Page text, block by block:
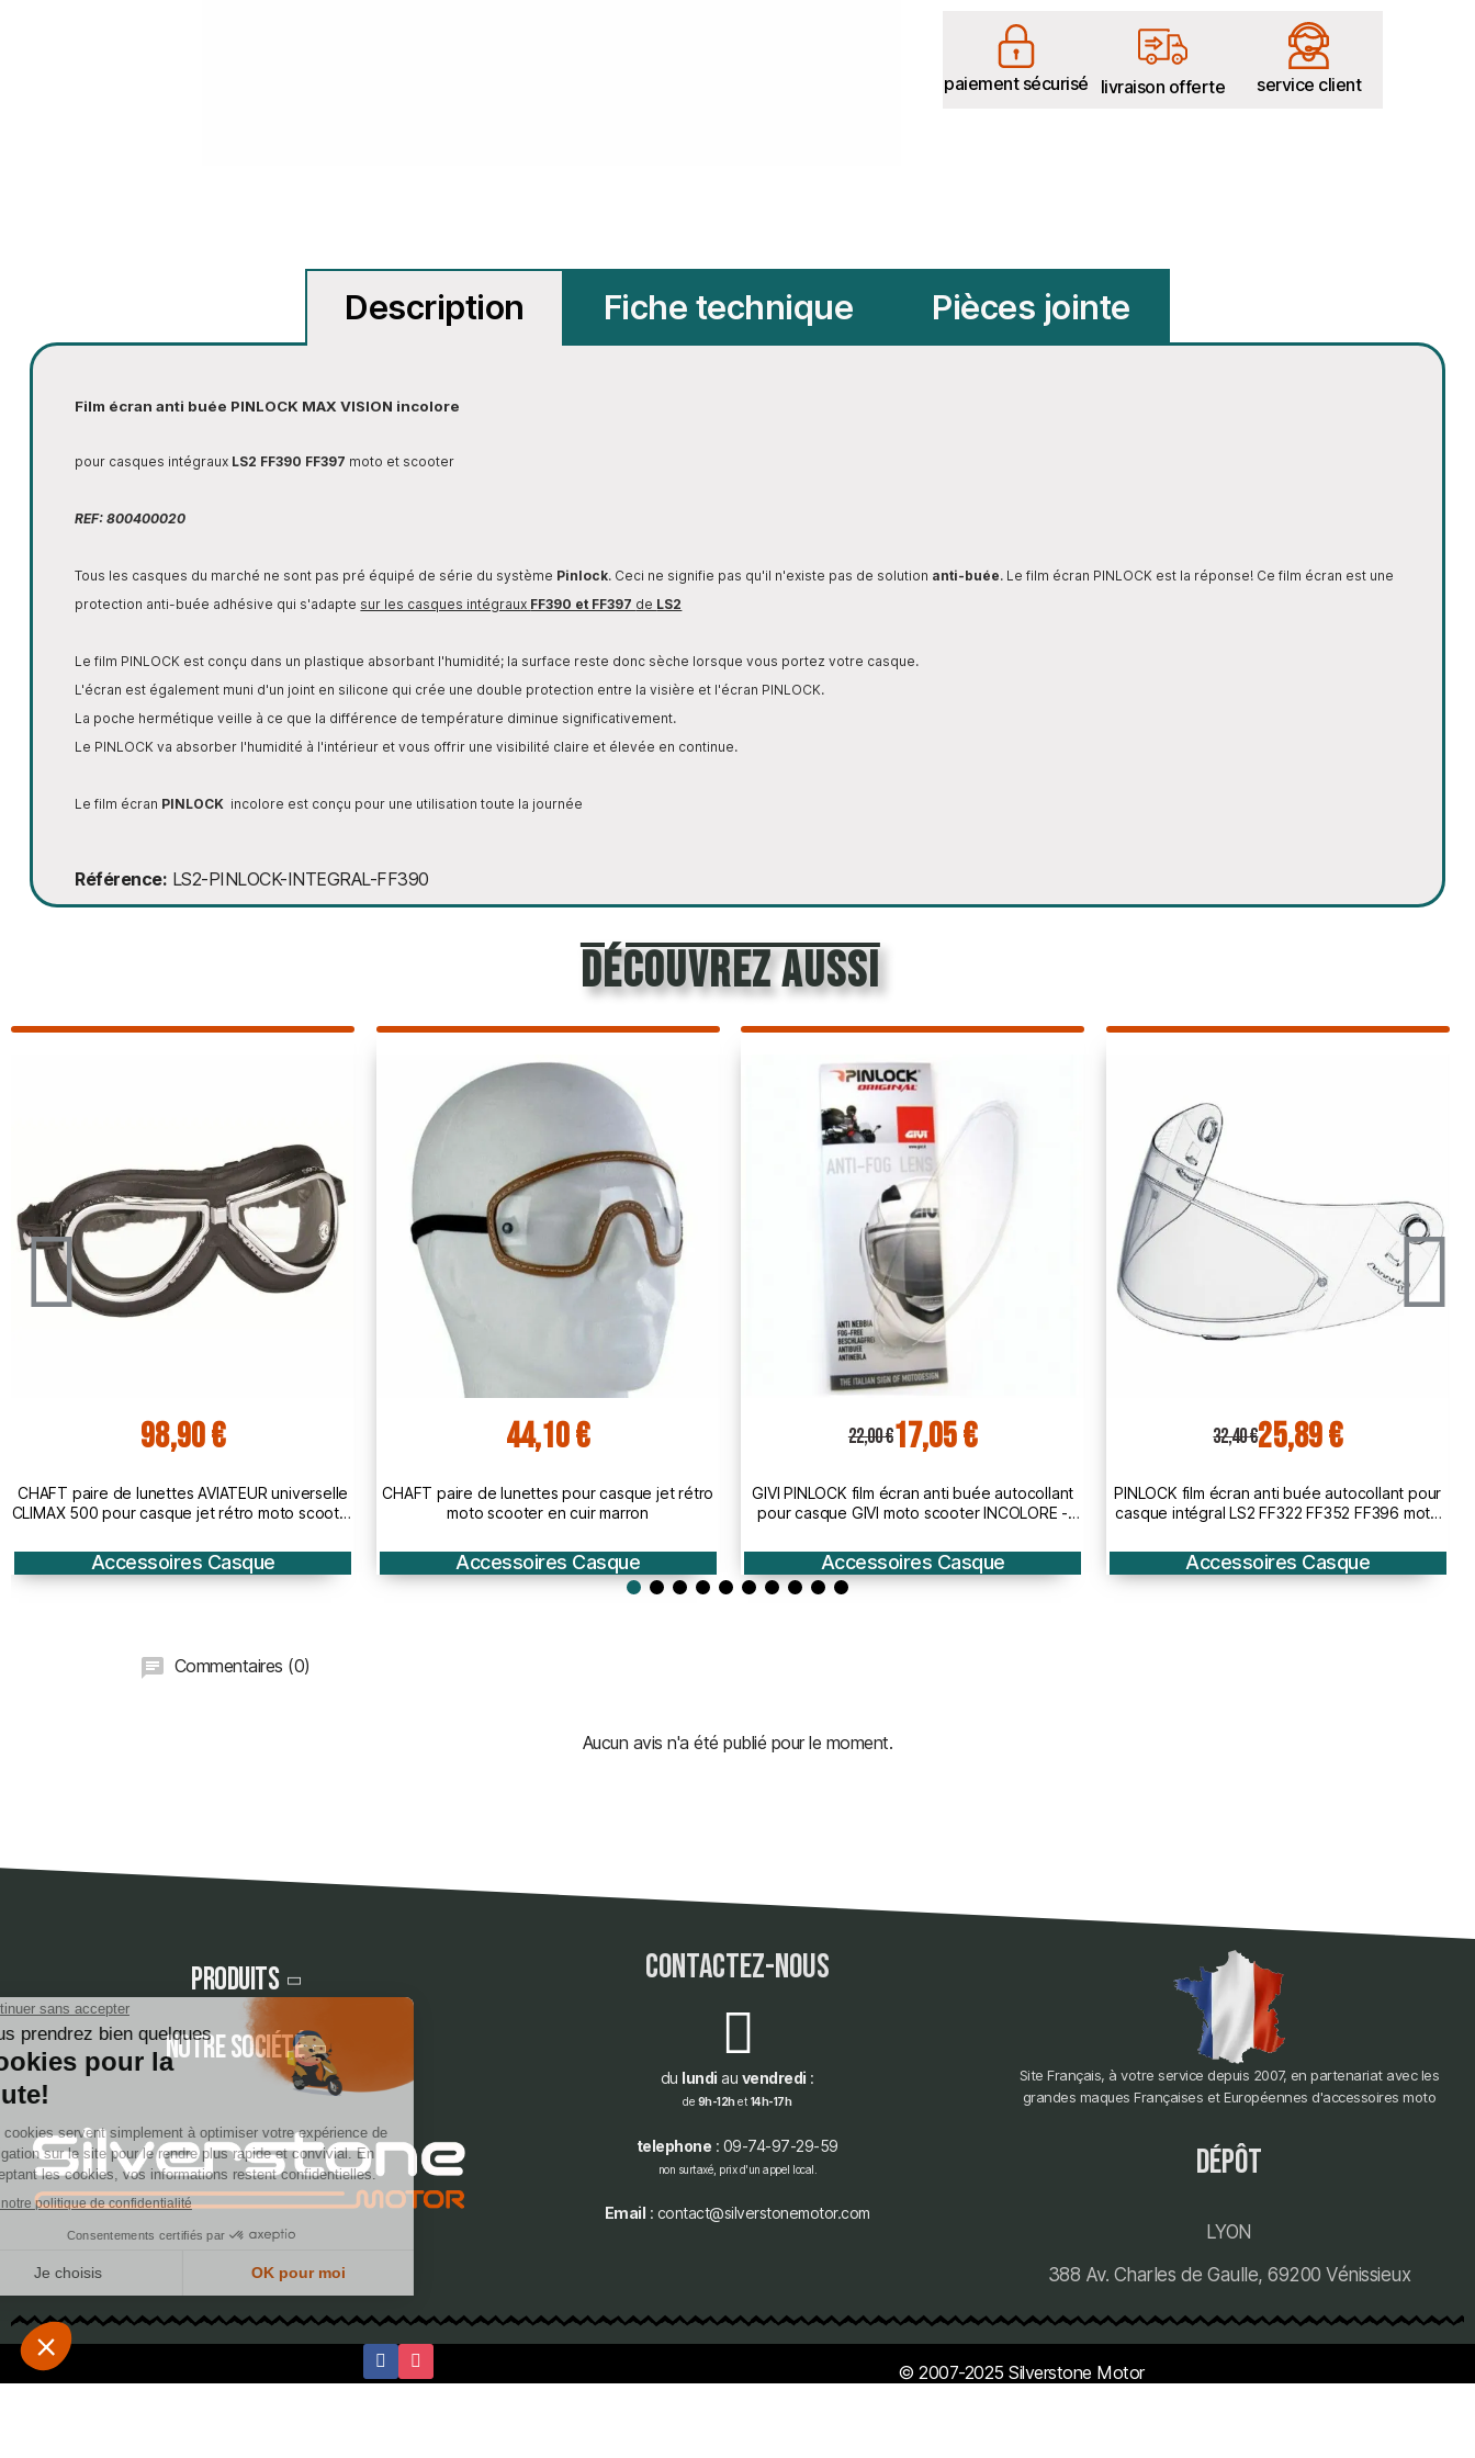
paiement sécurisé livraison offerte service client
Description Fiche technique Pièces jointe
Film écran anti buée PINLOCK MAX VISION incolore
pour casques intégraux LS2 FF390 FF397 moto et scooter
REF: 800400020
Tous les casques du marché ne sont pas pré équipé de série du système Pinlock. Ceci ne signifie pas qu'il n'existe pas de solution anti-buée. Le film écran PINLOCK est la réponse! Ce film écran est une
protection anti-buée adhésive qui s'adapte sur les casques intégraux FF390 et FF397 de LS2
Le film PINLOCK est conçu dans un plastique absorbant l'humidité; la surface reste donc sèche lorsque vous portez votre casque.
L'écran est également muni d'un joint en silicone qui crée une double protection entre la visière et l'écran PINLOCK.
La poche hermétique veille à ce que la différence de température diminue significativement.
Le PINLOCK va absorber l'humidité à l'intérieur et vous offrir une visibilité claire et élevée en continue.
Le film écran PINLOCK incolore est conçu pour une utilisation toute la journée
Référence LS2-PINLOCK-INTEGRAL-FF390
découvrez aussi
44,10 €
CHAFT paire de lunettes pour casque jet rétro
moto scooter en cuir marron
Accessoires Casque
22,00 € 17,05 €
GIVI PINLOCK film écran anti buée autocollant
pour casque GIVI moto scooter INCOLORE -
Accessoires Casque
32,40 €25,89 €
PINLOCK film écran anti buée autocollant pour
casque intégral LS2 FF322 FF352 FF396 moto
Accessoires Casque
42,76 €34,17 €
PINLOCK MAX VISION film écran anti buée
autocollant pour casque intégral fibre LS2
800400014
Accessoires Casque
Commentaires (0)
Aucun avis n'a été publié pour le moment.
Produits
Notre société
contactez-nous
du lundi au vendredi :
de 9h-12het 14h-17h
telephone : 09-74-97-29-59
non surtaxé, prix d'un appel local.
Email : contact@silverstonemotor.com
Site Français, à votre service depuis 2007, en partenariat avec les
grandes maques Françaises et Européennes d'accessoires moto
dépôt
LYON
388 Av. Charles de Gaulle, 69200 Vénissieux
© 2007-2025 Silverstone Motor